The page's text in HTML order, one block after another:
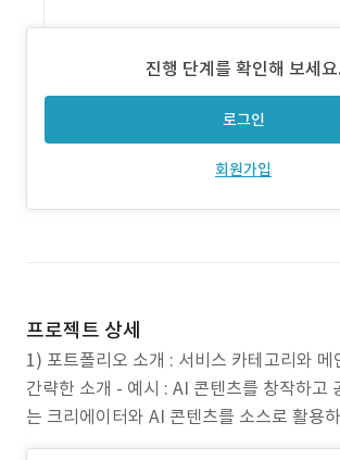
진행 단계를 확인해 보세요.
로그인
회원가입
프로젝트 상세
1) 포트폴리오 소개 : 서비스 카테고리와 메
간략한 소개 - 예시 : AI 콘텐츠를 창작하고
는 크리에이터와 AI 콘텐츠를 소스로 활용
자를 위한 AI 콘텐츠 전문 커머스 플랫폼